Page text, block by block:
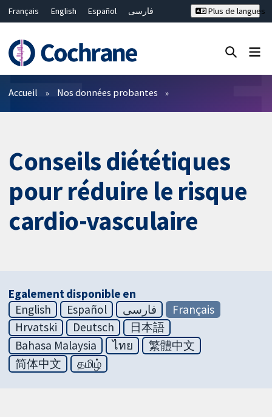
Français English Español
فارسی
Bahasa Malaysia
ไทย
繁體中文
简体中文
Plus de langues
Filtres
Accueil Nos données probantes
Conseils diététiques
pour réduire le risque
cardio-vasculaire
Egalement disponible en
English
Español فارسی
Français
Hrvatski
Deutsch
日本語
Bahasa Malaysia
ไทย
繁體中文
简体中文
தமிழ்